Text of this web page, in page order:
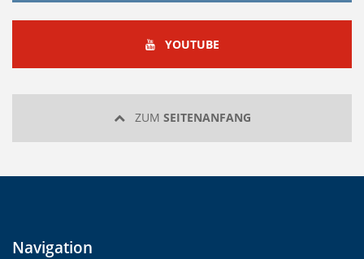
YOUTUBEYOUTUBE
ZUM SEITENANFANG
Navigation